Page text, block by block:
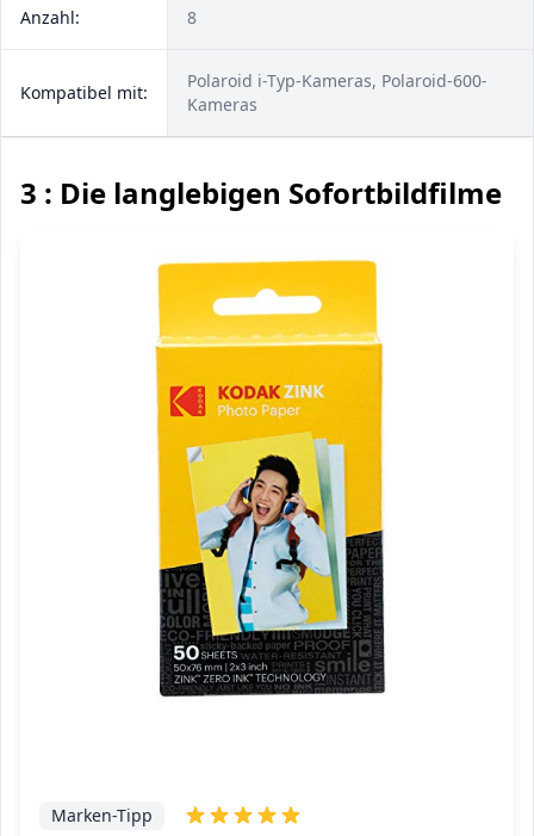
Anzahl: 8
Kompatibel mit:
Polaroid i-Typ-Kameras, Polaroid-600-
Kameras
3 : Die langlebigen Sofortbildfilme
Marken-Tipp